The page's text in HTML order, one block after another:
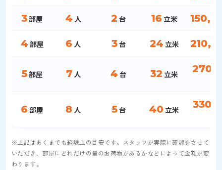
3部屋 4 人 2 台 16 立米
4 部屋 6 人 3 台 24 立米
5部屋 7人 4 台 32 立米
6 部屋 8 人 5 台 40 立米
※上記はあくまでも経験上の目安です。スタッフが実際に確認をさせて
いただき、部屋にどれだけの量のお荷物があるかなどによって金額が変
わります。